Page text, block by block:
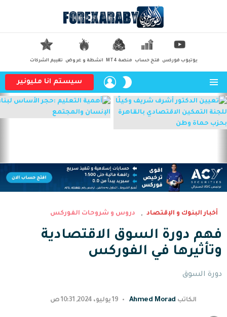
يوتيوب فوركس فتح حساب منصة MT4 انشطة و عروض تقييم الشركات
SWITCH
SKIN
سيستم انا مليونير
أحدث
أخبار البنوك و الإقتصاد , دروس و شروحات الفوركس
فهم دورة السوق الاقتصادية
وتأثيرها في الفوركس
دورة السوق
الكاتب Ahmed Morad 19 يوليو، 2024, 10:31 ص